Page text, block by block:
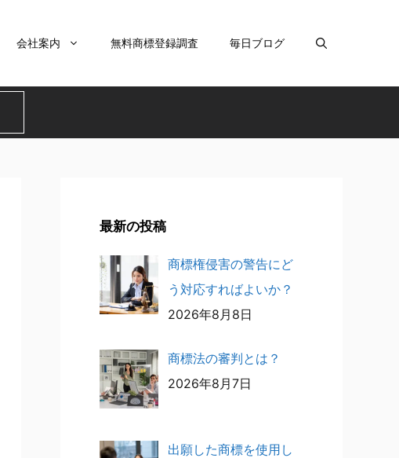
会社案内 無料商標登録調査 毎日ブログ
最新の投稿
商標権侵害の警告にど
う対応すればよいか？
2026年8月8日
商標法の審判とは？
2026年8月7日
出願した商標を使用し